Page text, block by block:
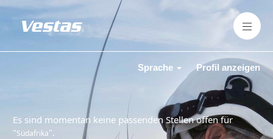
Sprache Profil anzeigen
Es sind momentan keine passenden Stellen offen für
"Südafrika".